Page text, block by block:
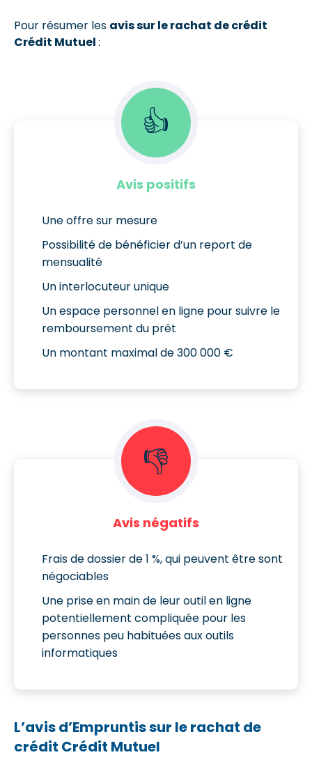
Pour résumer les avis sur le rachat de crédit
Crédit Mutuel:
👍
Avis positifs
Une offre sur mesure
Possibilité de bénéficier d’un report de
mensualité
Un interlocuteur unique
Un espace personnel en ligne pour suivre le
remboursement du prêt
Un montant maximal de 300 000 €
👎
Avis négatifs
Frais de dossier de 1 %, qui peuvent être sont
négociables
Une prise en main de leur outil en ligne
potentiellement compliquée pour les
personnes peu habituées aux outils
informatiques
L’avis d’Empruntis sur le rachat de
crédit Crédit Mutuel